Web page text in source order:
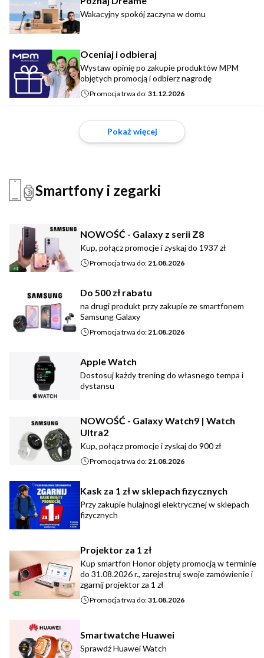
Wakacyjny spokój zaczyna w domu
Oceniaj i odbieraj
Wystaw opinię po zakupie produktów MPM
objętych promocją i odbierz nagrodę
Promocja trwa do:31.12.2026
Pokaż więcej
Smartfony i zegarki
NOWOŚĆ - Galaxy z serii Z8
Kup, połącz promocje i zyskaj do 1937 zł
Promocja trwa do: 21.08.2026
Do 500 zł rabatu
na drugi produkt przy zakupie ze smartfonem
Samsung Galaxy
Promocja trwa do:21.08.2026
Apple Watch
Dostosuj każdy trening do własnego tempa i
dystansu
NOWOŚĆ - Galaxy Watch9 | Watch
Ultra2
Kup, połącz promocje i zyskaj do 900 zł
Promocja trwa do:21.08.2026
Kask za 1 zł w sklepach fizycznych
Przy zakupie hulajnogi elektrycznej w sklepach
fizycznych
Projektor za 1 zł
Kup smartfon Honor objęty promocją w terminie
do 31.08.2026 r., zarejestruj swoje zamówienie i
zgarnij projektor za 1 zł
Promocja trwa do:31.08.2026
Smartwatche Huawei
Sprawdź Huawei Watch